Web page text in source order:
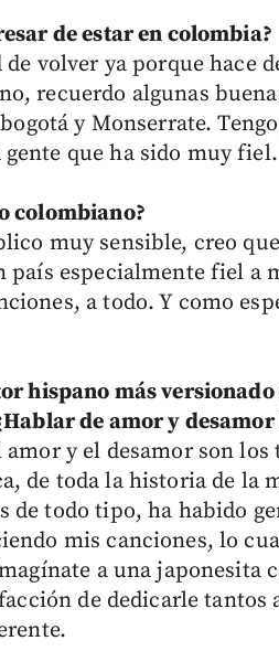
de estar en colombia?
de volver ya porque hace
recuerdo algunas
y Monserrate.
que ha sido muy fiel.
colombiano?
muy sensible, creo
país especialmente fiel a
a todo. Y como
hispano más
de amor y
amor y el desamor son
de toda la historia de la
de todo tipo, ha habido
mis canciones, lo
a una japonesita
de dedicarle tantos